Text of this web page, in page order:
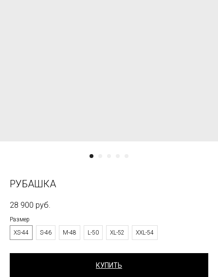
РУБАШКА
28 900 руб.
Размер
XS-44
S-46 M-48 L-50 XL-52 XXL-54
КУПИТЬ